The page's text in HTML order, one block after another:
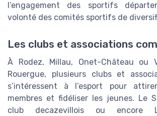
l’engagement des sportifs
volonté des comités sportifs de
Les clubs et associations
À Rodez, Millau, Onet-Château ou
Rouergue, plusieurs clubs et
s’intéressent à l’esport pour
membres et fidéliser les jeunes. Le
club decazevillois ou encore